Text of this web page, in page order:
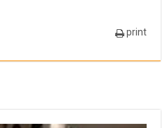
print